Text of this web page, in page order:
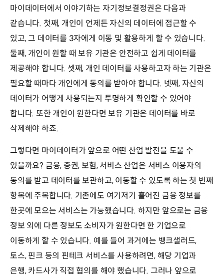
마이데이터에서 이야기하는 자기정보결정권은 다음과
같습니다. 첫째, 개인이 언제든 자신의 데이터에 접근할 수
있고, 그 데이터를 3자에게 이동 및 활용하게 할 수 있습니다.
둘째, 개인이 원할 때 보유 기관은 안전하고 쉽게 데이터를
제공해야 합니다. 셋째, 개인 데이터를 사용하고자 하는 기관은
필요할 때마다 개인에게 동의를 받아야 합니다. 넷째, 자신의
데이터가 어떻게 사용되는지 투명하게 확인할 수 있어야
합니다. 또한 개인이 원한다면 보유 기관은 데이터를 바로
삭제해야 하죠.
그렇다면 마이데이터가 앞으로 어떤 산업 발전을 도울 수
있을까요? 금융, 증권, 보험, 서비스 산업은 서비스 이용자의
동의를 받고 데이터를 보관하고, 이동할 수 있도록 하는 첫 번째
항목에 주목합니다. 기존에도 여기저기 흩어진 금융 정보를
한곳에 모으는 서비스는 가능했습니다. 하지만 앞으로는 금융
정보 외에 다른 정보도 소비자가 원한다면 한 기업으로
이동하게 할 수 있습니다. 예를 들어 과거에는 뱅크샐러드,
토스, 핀크 등의 핀테크 서비스를 사용하려면, 해당 기업과
은행, 카드사가 직접 협의를 해야 했습니다. 그러나 앞으로